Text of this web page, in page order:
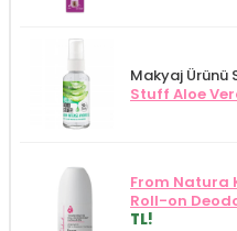
Makyaj Ürünü
Stuff Aloe
From Natura
Roll-on
TL!